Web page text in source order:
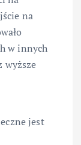
na
w innych
wyższe
jest